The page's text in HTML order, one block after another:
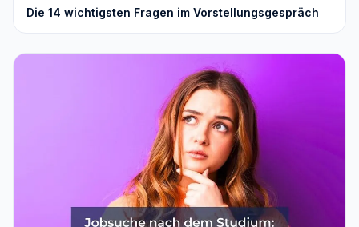
Die 14 wichtigsten Fragen im Vorstellungsgespräch